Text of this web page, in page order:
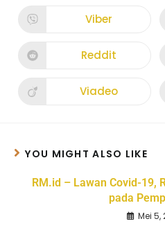
Viber
Reddit
Viadeo
YOU MIGHT ALSO LIKE
RM.id – Lawan Covid-19,
pada
Mei 5,